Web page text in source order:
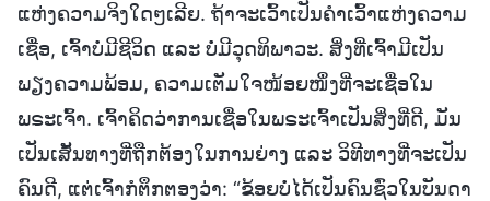
ແຫ່ງຄວາມຈິງໃດໆເລີຍ. ຖ້າຈະເວົ້າເປັນຄຳເວົ້າແຫ່ງຄວາມ
ເຊື່ອ, ເຈົ້າບໍ່ມີຊີວິດ ແລະ ບໍ່ມີວຸດທິພາວະ. ສິ່ງທີ່ເຈົ້າມີເປັນ
ພຽງຄວາມພ້ອມ, ຄວາມເຕັມໃຈໜ້ອຍໜຶ່ງທີ່ຈະເຊື່ອໃນ
ພຣະເຈົ້າ. ເຈົ້າຄິດວ່າການເຊື່ອໃນພຣະເຈົ້າເປັນສິ່ງທີ່ດີ, ມັນ
ເປັນເສັ້ນທາງທີ່ຖືກຕ້ອງໃນການຍ່າງ ແລະ ວິທີທາງທີ່ຈະເປັນ
ຄົນດີ, ແຕ່ເຈົ້າກໍຕຶກຕອງວ່າ: “ຂ້ອຍບໍ່ໄດ້ເປັນຄົນຊົ່ວໃນບັນດາ